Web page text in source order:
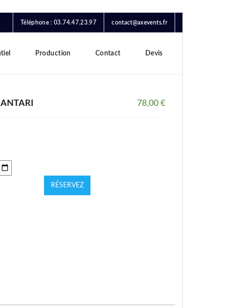
Téléphone : 03.74.47.23.97 contact@axevents.fr
Production Contact Devis
78,00 €
RÉSERVEZ